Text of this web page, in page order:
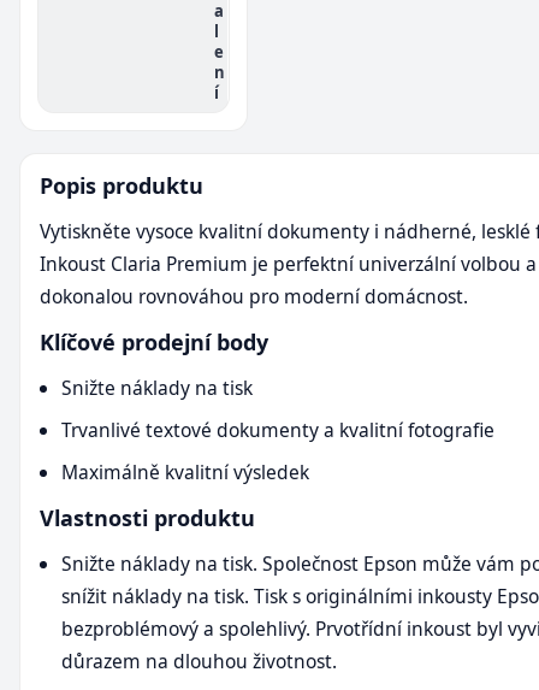
a
l
e
n
í
Popis produktu
Vytiskněte vysoce kvalitní dokumenty i nádherné, lesklé
Inkoust Claria Premium je perfektní univerzální volbou a
dokonalou rovnováhou pro moderní domácnost.
Klíčové prodejní body
Snižte náklady na tisk
Trvanlivé textové dokumenty a kvalitní fotografie
Maximálně kvalitní výsledek
Vlastnosti produktu
Snižte náklady na tisk. Společnost Epson může vám
snížit náklady na tisk. Tisk s originálními inkousty
bezproblémový a spolehlivý. Prvotřídní inkoust byl
důrazem na dlouhou životnost.